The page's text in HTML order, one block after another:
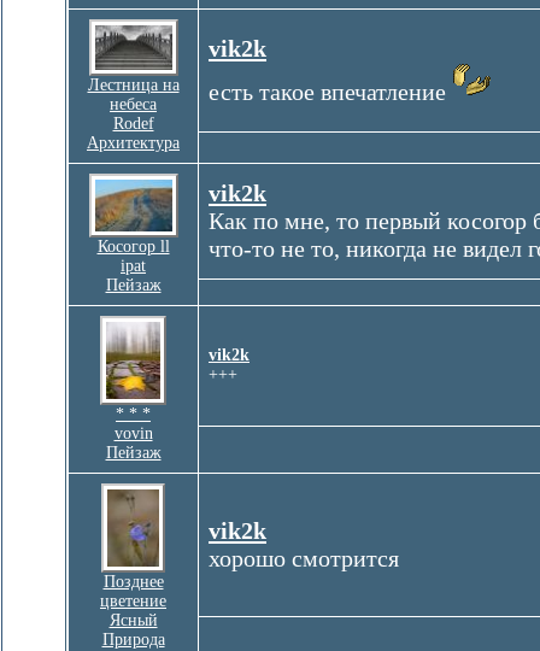
Лестница на
небеса
Rodef
Архитектура
vik2k
есть такое впечатление
Косогор ll
ipat
Пейзаж
vik2k
Как по мне, то первый
что-то не то, никогда не видел
* * *
vovin
Пейзаж
vik2k
+++
Позднее
цветение
Ясный
Природа
vik2k
хорошо смотрится